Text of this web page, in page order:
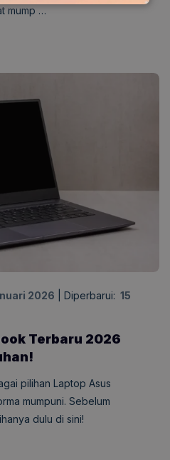
mump …
2026 Diperbarui: 15
Terbaru 2026
pilihan Laptop Asus
mumpuni. Sebelum
dulu di sini!